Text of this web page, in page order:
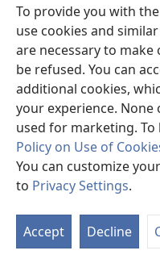
To provide you with
use cookies and
are necessary to
be refused. You can
additional cookies,
your experience.
used for marketing.
Policy on Use of
You can customize
to Privacy Settings.
Accept Decline
ebe
ọzọ
ga-
anọ
gụọ
ya)
Ọ́bá Akwụkwọ Anyị NKE
(ga-
emepere
gị
ebe
ọzọ
ga-
anọ
gụọ
ya)
JW Hub
(ga-
emepere
gị
ebe
ọzọ
ga-
anọ
gụọ
ya)
Ọ́bá Akwụkwọ
Copyright© 2026 Watch Tower
IHE NDỊ Ị GA-EME NA IHE NDỊ Ị
GWARA ANYỊ MEE